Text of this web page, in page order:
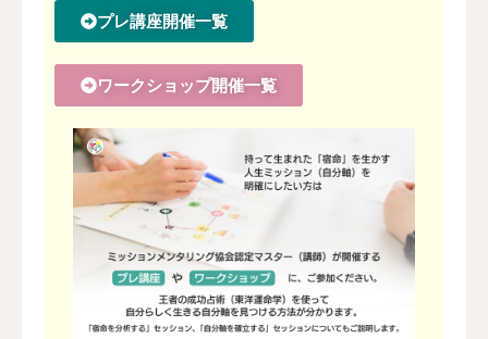
プレ講座開催一覧
ワークショップ開催一覧